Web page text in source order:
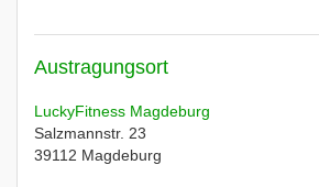
Austragungsort
LuckyFitness Magdeburg
Salzmannstr. 23
39112 Magdeburg